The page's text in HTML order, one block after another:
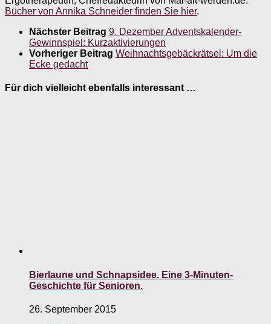
Bücher von Annika Schneider finden Sie hier.
Nächster Beitrag 9. Dezember Adventskalender-
Gewinnspiel: Kurzaktivierungen
Vorheriger Beitrag Weihnachtsgebäckrätsel: Um die
Ecke gedacht
Für dich vielleicht ebenfalls interessant …
Bierlaune und Schnapsidee. Eine 3-Minuten-
Geschichte für Senioren.
26. September 2015